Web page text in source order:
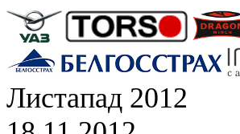
Листапад 2012